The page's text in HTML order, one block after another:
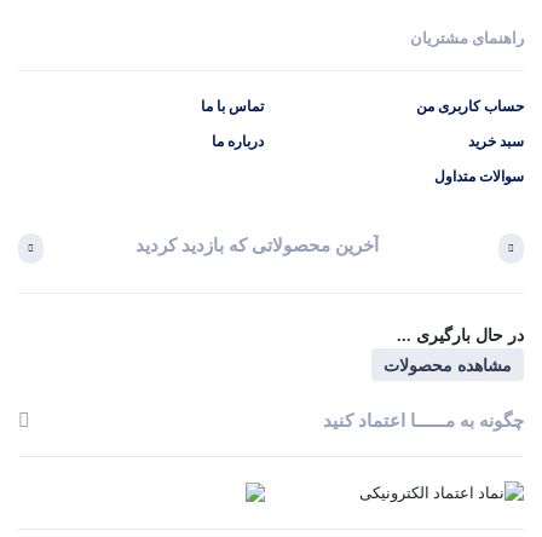
راهنمای مشتریان
حساب کاربری من
سبد خرید
سوالات متداول
تماس با ما
درباره ما
آخرین محصولاتی که بازدید کردید
در حال بارگیری ...
مشاهده محصولات
چگونه به مــــــا اعتماد کنید